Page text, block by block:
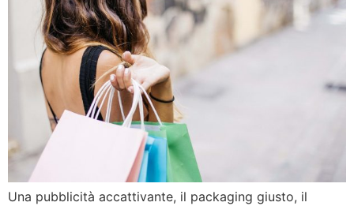
Una pubblicità accattivante, il packaging giusto, il